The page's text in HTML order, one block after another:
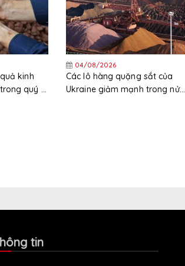
kinh
quý 2
04/08/2026
Các lô hàng quặng sắt của
Ukraine giảm mạnh trong nửa
tin